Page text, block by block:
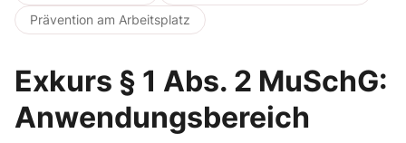
Prävention am Arbeitsplatz
Exkurs § 1 Abs. 2 MuSchG:
Anwendungsbereich